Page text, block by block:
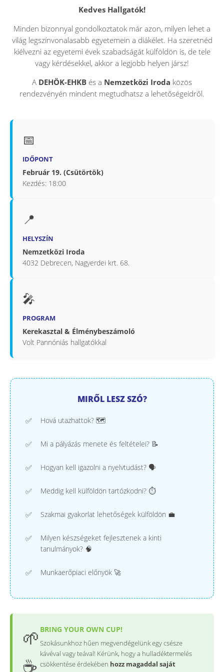
Kedves Hallgatók!
Minden bizonnyal gondolkoztatok már azon, milyen lehet a
világ legszínvonalasabb egyetemein a diákélet. Ha szeretnéd
kiélvezni az egyetemi évek szabadságát külföldön is, de tele
vagy kérdésekkel, akkor a legjobb helyen jársz!
A DEHÖK-EHKB és a Nemzetközi Iroda közös
rendezvényén mindent megtudhatsz a lehetőségeidről.
📅
IDŐPONT
Február 19. (Csütörtök)
Kezdés: 18:00
📍
HELYSZÍN
Nemzetközi Iroda
4032 Debrecen, Nagyerdei krt. 68.
🎤
PROGRAM
Kerekasztal & Élménybeszámoló
Volt Pannóniás hallgatókkal
MIRŐL LESZ SZÓ?
Hová utazhattok? 🗺️
Mi a pályázás menete és feltételei? 📝
Hogyan kell igazolni a nyelvtudást? 🗣️
Meddig kell külföldön tartózkodni? ⏱️
Szakmai gyakorlat lehetőségek külföldön 💼
Milyen készségeket fejlesztenek a kinti
tanulmányok? 🧠
Munkaerőpiaci előnyök 🚀
🌱
☕
BRING YOUR OWN CUP!
Szokásunkhoz hűen megvendégelünk egy csésze
kávéval vagy teával! Kérünk, hogy a hulladéktermelés
csökkentése érdekében hozz magaddal saját